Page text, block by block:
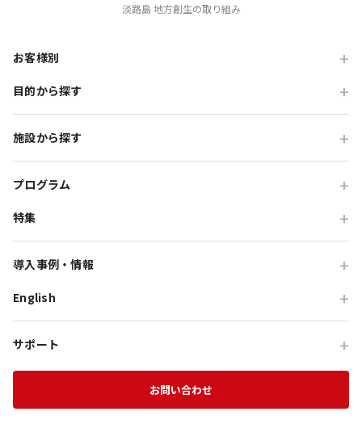
淡路島 地方創生の取り組み
お客様別
旅行会社の方
自治体・行政の方
目的から探す
研修・チームビルディング
インセンティブ・ご招待
高付加価値観光
貸切・イベント会場利用
教育旅行
施設から探す
オーシャンテラス
青海波
HELLO KITTY SMILE
HELLO KITTY SHOW BOX
農家レストラン 陽・燦燦
プログラム
団体体験プログラム
団体貸切プログラム
団体食事プログラム
団体教育プログラム
特集
チームビルディング特集
インセンティブ旅行特集
導入事例・情報
旅行会社向け事例
English
サポート
淡路島の魅力
お問い合わせ